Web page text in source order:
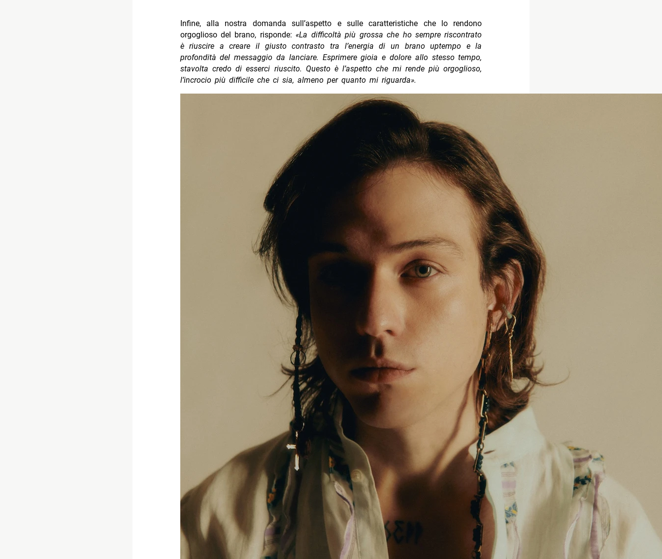
Infine, alla nostra domanda sull’aspetto e sulle caratteristiche che lo rendono
orgoglioso del brano, risponde:«La difficoltà più grossa che ho sempre riscontrato
è riuscire a creare il giusto contrasto tra l’energia di un brano uptempo e la
profondità del messaggio da lanciare. Esprimere gioia e dolore allo stesso tempo,
stavolta credo di esserci riuscito. Questo è l’aspetto che mi rende più orgoglioso,
l’incrocio più difficile che ci sia, almeno per quanto mi riguarda».